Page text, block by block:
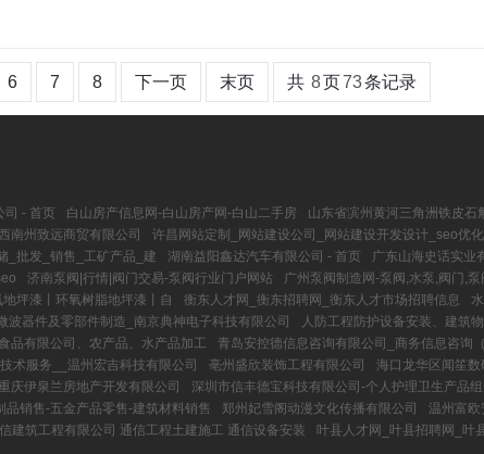
6 7 8 下一页 末页 共 8页73条记录
司 - 首页 白山房产信息网-白山房产网-白山二手房
山东省滨州黄河三角洲铁皮石
南州致远商贸有限公司 许昌网站定制_网站建设公司_网站建设开发设计_seo优化
_批发_销售_工矿产品_建
湖南益阳鑫达汽车有限公司 - 首页 广东山海史话实业
济南泵阀|行情|阀门交易-泵阀行业门户网站 广州泵阀制造网-泵阀,水泵,阀门,
坪漆丨环氧树脂地坪漆丨自 衡东人才网_衡东招聘网_衡东人才市场招聘信息
波器件及零部件制造_南京典神电子科技有限公司
人防工程防护设备安装、建筑
品有限公司、农产品、水产品加工
青岛安控德信息咨询有限公司_商务信息咨询
术服务__温州宏吉科技有限公司
亳州盛欣装饰工程有限公司 海口龙华区闻笙数
庆伊泉兰房地产开发有限公司 深圳市信丰德宝科技有限公司-个人护理卫生产品
销售-五金产品零售-建筑材料销售
郑州妃雪阁动漫文化传播有限公司
温州富欧
建筑工程有限公司 通信工程土建施工 通信设备安装
叶县人才网_叶县招聘网_叶